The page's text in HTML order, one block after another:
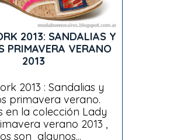
2013: SANDALIAS Y
PRIMAVERA VERANO
2013
2013 : Sandalias y
primavera verano.
en la colección Lady
verano 2013 ,
son algunos...